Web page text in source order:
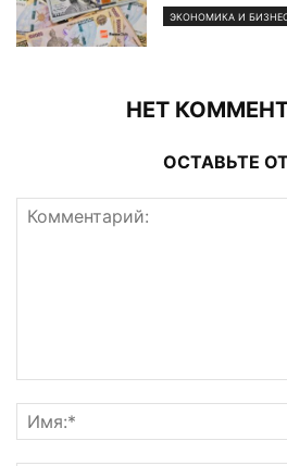
ЭКОНОМИКА И
НЕТ
ОСТАВЬТЕ